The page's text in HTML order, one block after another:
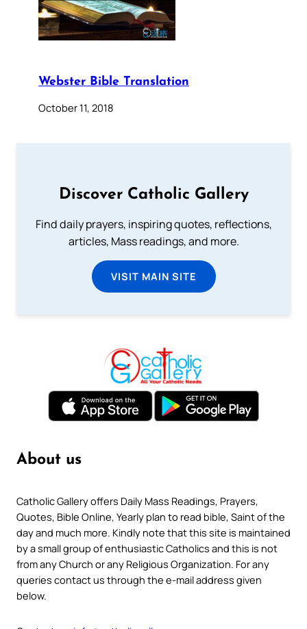
Webster Bible Translation
October 11, 2018
Discover Catholic Gallery
Find daily prayers, inspiring quotes, reflections,
articles, Mass readings, and more.
VISIT MAIN SITE
About us
Catholic Gallery offers Daily Mass Readings, Prayers,
Quotes, Bible Online, Yearly plan to read bible, Saint of the
day and much more. Kindly note that this site is maintained
by a small group of enthusiastic Catholics and this is not
from any Church or any Religious Organization. For any
queries contact us through the e-mail address given
below.